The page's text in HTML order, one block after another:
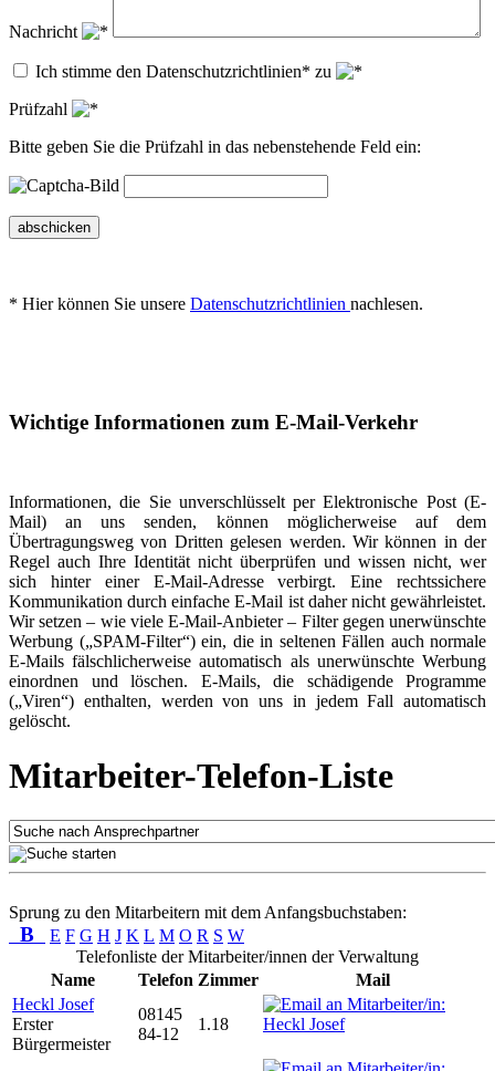
Nachricht
Ich stimme den Datenschutzrichtlinien* zu
Prüfzahl
Bitte geben Sie die Prüfzahl in das nebenstehende Feld ein:
abschicken
* Hier können Sie unsere Datenschutzrichtlinien nachlesen.
Wichtige Informationen zum E-Mail-Verkehr
Informationen, die Sie unverschlüsselt per Elektronische Post (E-
Mail) an uns senden, können möglicherweise auf dem
Übertragungsweg von Dritten gelesen werden. Wir können in der
Regel auch Ihre Identität nicht überprüfen und wissen nicht, wer
sich hinter einer E-Mail-Adresse verbirgt. Eine rechtssichere
Kommunikation durch einfache E-Mail ist daher nicht gewährleistet.
Wir setzen – wie viele E-Mail-Anbieter – Filter gegen unerwünschte
Werbung („SPAM-Filter“) ein, die in seltenen Fällen auch normale
E-Mails fälschlicherweise automatisch als unerwünschte Werbung
einordnen und löschen. E-Mails, die schädigende Programme
(„Viren“) enthalten, werden von uns in jedem Fall automatisch
gelöscht.
Mitarbeiter-Telefon-Liste
Sprung zu den Mitarbeitern mit dem Anfangsbuchstaben:
B E F G H J K L M O R S W
Telefonliste der Mitarbeiter/innen der Verwaltung
Name
Telefon Zimmer
Mail
Heckl Josef
Erster
Bürgermeister
08145
84-12
1.18